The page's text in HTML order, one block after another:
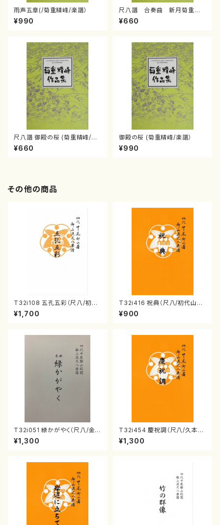
雨声五章(/菊重精峰/楽譜）
¥990
尺八譜 合奏曲 新月菊重精
峰/菊重精峰/楽譜）
¥660
尺八譜 御殿の桜 (菊重精峰/楽
譜）
¥660
御殿の桜 (菊重精峰/楽譜）
¥990
その他の商品
T32i108 五孔五彩（尺八/初代
石垣征山/尺八/都山式譜）都山
流公刊楽譜曲番:557
¥1,700
T32i416 祝典（尺八/初代山川
園松/楽譜）都山流公刊楽譜曲
番:2121
¥900
T32i051 緑かがやく（尺八/金
森高山/楽譜）都山流公刊楽譜曲
番：50
¥1,300
T32i454 慶祝調（尺八/久本玄
智/楽譜）都山流公刊楽譜曲番:2
161
¥1,300